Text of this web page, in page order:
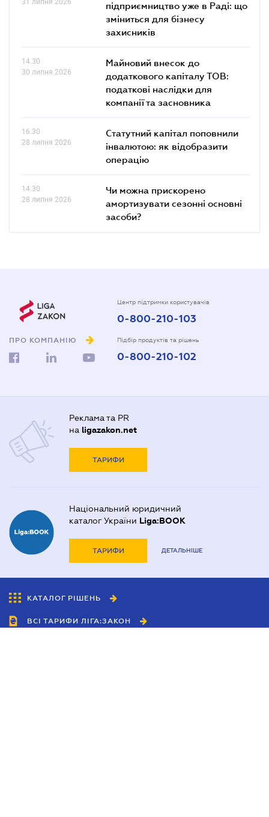
31 липня 2026
підприємництво уже в Раді: що
зміниться для бізнесу
захисників
14.30
30 липня 2026
Майновий внесок до
додаткового капіталу ТОВ:
податкові наслідки для
компанії та засновника
16.30
28 липня 2026
Статутний капітал поповнили
інвалютою: як відобразити
операцію
14.30
28 липня 2026
Чи можна прискорено
амортизувати сезонні основні
засоби?
ПРО КОМПАНІЮ
Центр підтримки користувачів
0-800-210-103
Підбір продуктів та рішень
0-800-210-102
Реклама та PR
на ligazakon.net
ТАРИФИ
Національний юридичний
каталог України Liga:BOOK
ТАРИФИ ДЕТАЛЬНІШЕ
КАТАЛОГ РІШЕНЬ
ВСІ ТАРИФИ ЛІГА:ЗАКОН